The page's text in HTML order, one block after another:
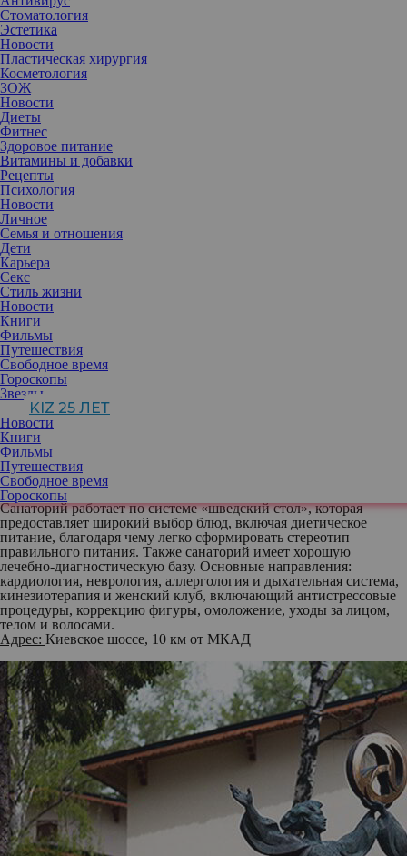
Стоматология
Эстетика
Новости
Пластическая хирургия
Косметология
ЗОЖ
Новости
Диеты
Фитнес
Здоровое питание
Витамины и добавки
Рецепты
Психология
Новости
Личное
Семья и отношения
Дети
Карьера
Секс
Стиль жизни
Новости
Книги
Фильмы
Путешествия
Свободное время
Гороскопы
Звезды
KIZ 25 ЛЕТ
Новости
Книги
Фильмы
Путешествия
Свободное время
Гороскопы
Санаторий «Валуево»
Весна — самое время подумать о своем здоровье. Если
раздражительность, сонливость, слабость не дают вам в полной
мере почувствовать приход весны, отправляйтесь на
оздоровительный отдых. Полный комплекс мероприятий по
улучшению и оздоровлению своего организма вы сможете
получить в санатории «Валуево», расположенном в старинной
усадьбе с парком, каскадными прудами и красивыми гротами.
Свежий воздух и живописная природа создадут комфортную
атмосферу для отдыха или занятий активными видами спорта.
Санаторий работает по системе «шведский стол», которая
предоставляет широкий выбор блюд, включая диетическое
питание, благодаря чему легко сформировать стереотип
правильного питания. Также санаторий имеет хорошую
лечебно-диагностическую базу. Основные направления:
кардиология, неврология, аллергология и дыхательная система,
кинезиотерапия и женский клуб, включающий антистрессовые
процедуры, коррекцию фигуры, омоложение, уходы за лицом,
телом и волосами.
Адрес: Киевское шоссе, 10 км от МКАД